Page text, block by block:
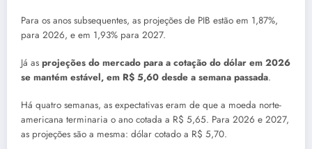
Para os anos subsequentes, as projeções de PIB estão em 1,87%,
para 2026, e em 1,93% para 2027.
Já as projeções do mercado para a cotação do dólar em 2026
se mantém estável, em R$ 5,60 desde a semana passada.
Há quatro semanas, as expectativas eram de que a moeda norte-
americana terminaria o ano cotada a R$ 5,65. Para 2026 e 2027,
as projeções são a mesma: dólar cotado a R$ 5,70.